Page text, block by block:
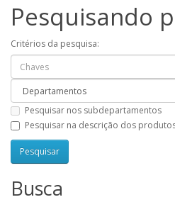
Pesquisando
Critérios da pesquisa:
Pesquisar nos subdepartamentos
Pesquisar na descrição dos
Busca